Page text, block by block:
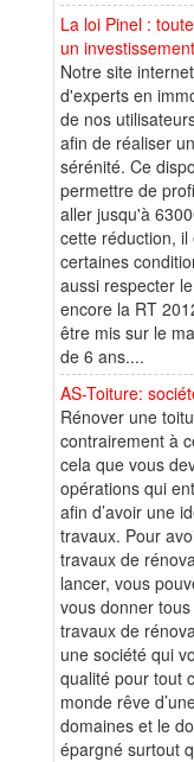
La loi Pinel :
un
Notre site
d'experts en
de nos
afin de réaliser
sérénité. Ce
permettre de
aller jusqu'à
cette réduction,
certaines
aussi respecter
encore la RT
être mis sur le
de 6 ans....
AS-Toiture:
Rénover une
contrairement à
cela que vous
opérations qui
afin d’avoir une
travaux. Pour
travaux de
lancer, vous
vous donner
travaux de
une société qui
qualité pour tout
monde rêve
domaines et le
épargné surtout